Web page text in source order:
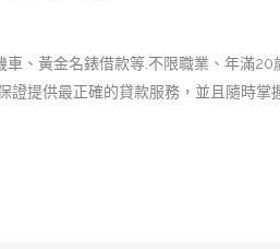
、黃金名錶借款等.不限職業、年滿
提供最正確的貸款服務，並且隨時掌